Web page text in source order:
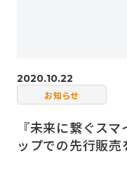
2020.10.22
お知らせ
『未来に繋ぐス
ップでの先行販